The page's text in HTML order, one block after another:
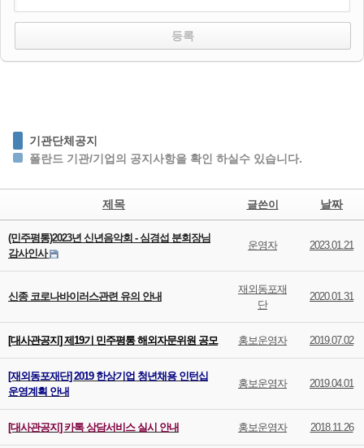
기관단체공지
폴란드 기관/기업의 공지사항을 확인 하실수 있습니다.
제목 글쓴이 날짜
(민주평통)2023년 신년음악회 - 심경섭 분회장님
감사인사
운영자 2023.01.21
신종 코로나바이러스관련 유의 안내
재외동포재
단
2020.01.31
[대사관공지] 제19기 민주평통 해외자문위원 공모 홍보운영자 2019.07.02
[재외동포재단] 2019 한상기업 청년채용 인턴십
운영계획 안내
홍보운영자 2019.04.01
[대사관공지] 카톡 상담서비스 실시 안내 홍보운영자 2018.11.26